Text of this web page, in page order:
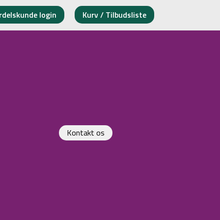
login Kurv / Tilbudsliste
Kontakt os